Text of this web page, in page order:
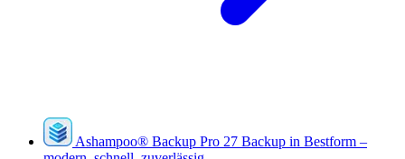
Ashampoo® Backup Pro 27 Backup in Bestform –